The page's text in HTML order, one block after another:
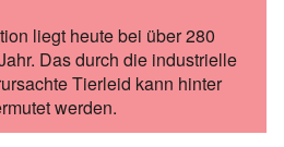
liegt heute bei über 280
Das durch die industrielle
Tierleid kann hinter
werden.